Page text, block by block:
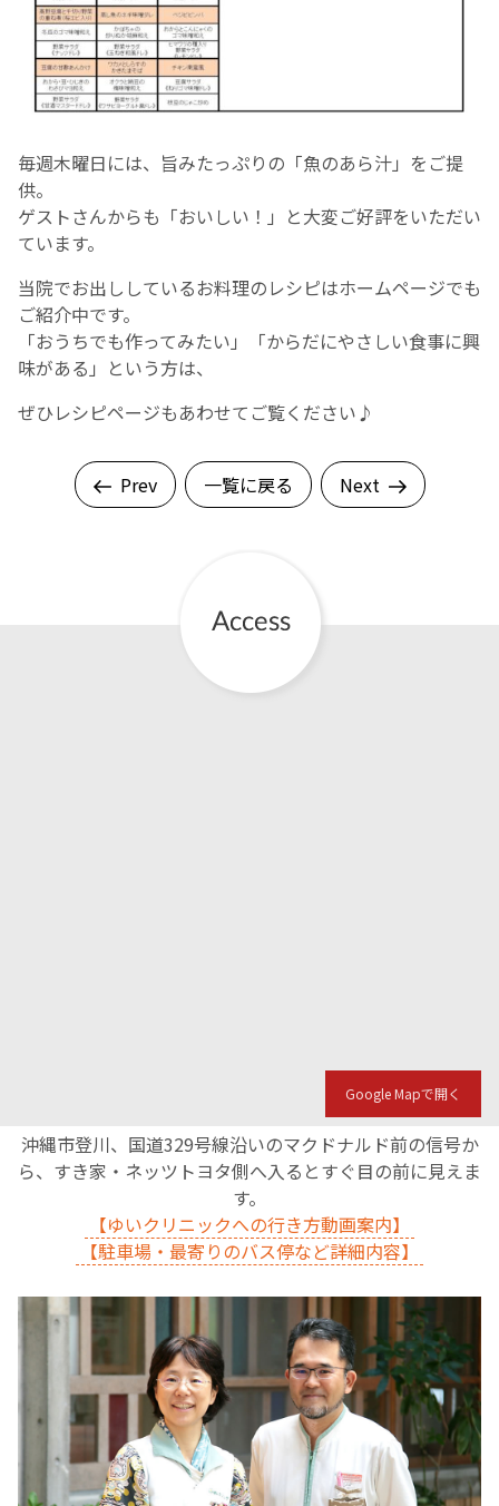
毎週木曜日には、旨みたっぷりの「魚のあら汁」をご提
供。
ゲストさんからも「おいしい！」と大変ご好評をいただい
ています。
当院でお出ししているお料理のレシピはホームページでも
ご紹介中です。
「おうちでも作ってみたい」「からだにやさしい食事に興
味がある」という方は、
ぜひレシピページもあわせてご覧ください♪
Prev 一覧に戻る Next
Google Mapで開く
沖縄市登川、国道329号線沿いのマクドナルド前の信号か
ら、すき家・ネッツトヨタ側へ入るとすぐ目の前に見えま
す。
【ゆいクリニックへの行き方動画案内】
【駐車場・最寄りのバス停など詳細内容】